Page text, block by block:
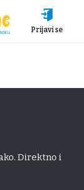
Prijavi se
Direktno i